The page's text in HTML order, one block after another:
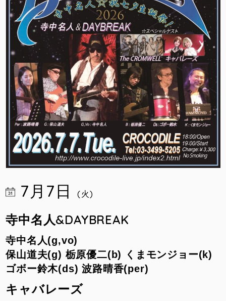
7月7日(火)
寺中名人&DAYBREAK
寺中名人(g,vo)
保山道夫(g) 栃原優二(b) くまモンジョー(k)
ゴボー鈴木(ds) 波路晴香(per)
キャバレーズ